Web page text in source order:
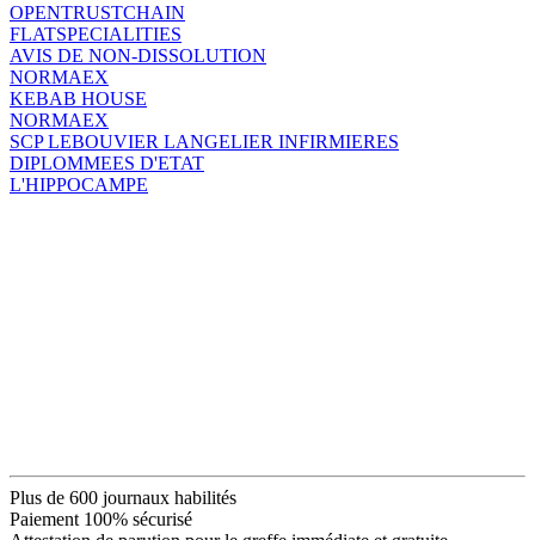
OPENTRUSTCHAIN
FLATSPECIALITIES
AVIS DE NON-DISSOLUTION
NORMAEX
KEBAB HOUSE
NORMAEX
SCP LEBOUVIER LANGELIER INFIRMIERES
DIPLOMMEES D'ETAT
L'HIPPOCAMPE
Plus de 600 journaux habilités
Paiement 100% sécurisé